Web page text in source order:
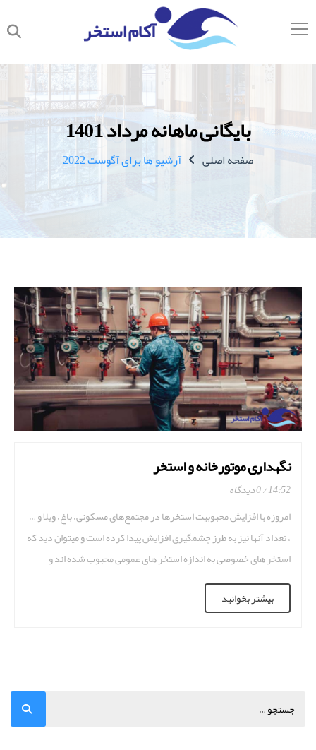
بایگانی ماهانه مرداد 1401
صفحه اصلی آرشیو ها برای آگوست 2022
نگهداری موتورخانه و استخر
14:52 0 دیدگاه
امروزه با افزایش محبوبیت استخرها در مجتمع‌های مسکونی، باغ، ویلا و …
، تعداد آنها نیز به طرز چشمگیری افزایش پیدا کرده است و میتوان دید که
استخر های خصوصی به اندازه استخر های عمومی محبوب شده اند و
طرفداران زیادی پیدا کرده اند. داشتن یک استخر، ملزم رعایت نکاتی
خاص میباشد که علاوه بر […]
بیشتر بخوانید